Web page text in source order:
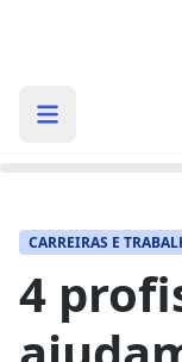
CARREIRAS E
4